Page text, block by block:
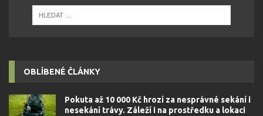
OBLÍBENÉ ČLÁNKY
Pokuta až 10 000 Kč hrozí za nesprávné sekání i
nesekání trávy. Záleží i na prostředku a lokaci